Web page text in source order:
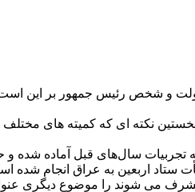
و شخص رئیس ‌جمهور بر این است
نکته ‌ای که کمیته‌ های
را برای اربعین ۱۴۰۴ ارائه کردند. این برنامه ‌ها با
اربعین به عراق انجام شده
می‌ شوند را موضوع دیگری